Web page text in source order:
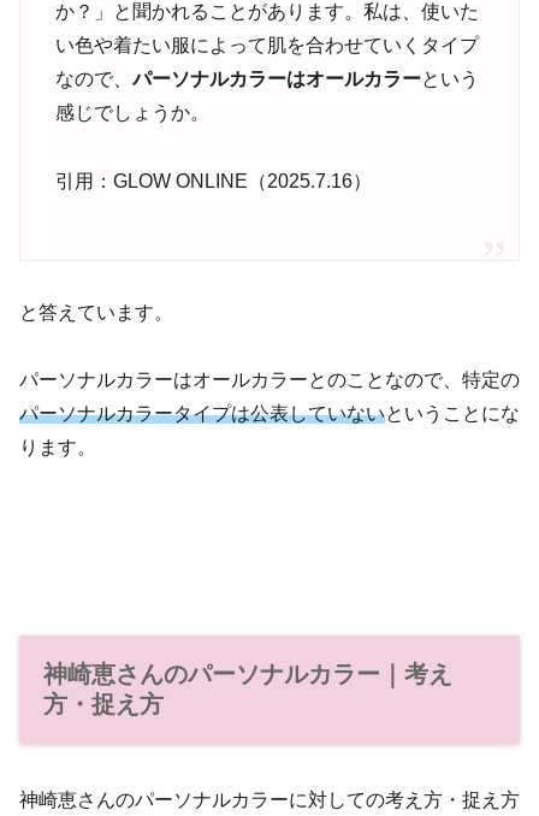
か？」と聞かれることがあります。私は、使いた
い色や着たい服によって肌を合わせていくタイプ
なので、パーソナルカラーはオールカラーという
感じでしょうか。
引用：GLOW ONLINE（2025.7.16）
と答えています。
パーソナルカラーはオールカラーとのことなので、特定の
パーソナルカラータイプは公表していないということにな
ります。
神崎恵さんのパーソナルカラー｜考え
方・捉え方
神崎恵さんのパーソナルカラーに対しての考え方・捉え方